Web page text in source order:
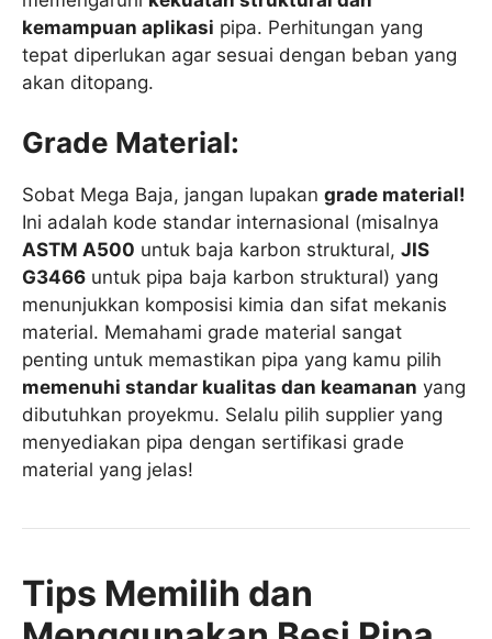
kemampuan aplikasi pipa. Perhitungan yang
tepat diperlukan agar sesuai dengan beban yang
akan ditopang.
Grade Material:
Sobat Mega Baja, jangan lupakan grade material!
Ini adalah kode standar internasional (misalnya
ASTM A500 untuk baja karbon struktural, JIS
G3466 untuk pipa baja karbon struktural) yang
menunjukkan komposisi kimia dan sifat mekanis
material. Memahami grade material sangat
penting untuk memastikan pipa yang kamu pilih
memenuhi standar kualitas dan keamanan yang
dibutuhkan proyekmu. Selalu pilih supplier yang
menyediakan pipa dengan sertifikasi grade
material yang jelas!
Tips Memilih dan